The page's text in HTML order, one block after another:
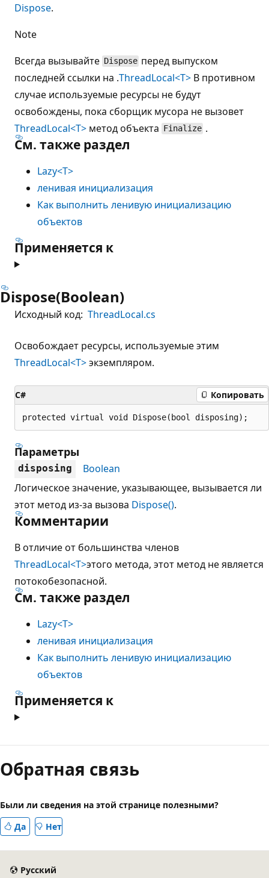
Dispose.
Note
Всегда вызывайте Dispose перед выпуском
последней ссылки на .ThreadLocal<T> В противном
случае используемые ресурсы не будут
освобождены, пока сборщик мусора не вызовет
ThreadLocal<T> метод объекта Finalize .
См. также раздел
Lazy<T>
ленивая инициализация
Как выполнить ленивую инициализацию
объектов
Применяется к
Dispose(Boolean)
Исходный код: ThreadLocal.cs
Освобождает ресурсы, используемые этим
ThreadLocal<T>экземпляром.
C# Копировать
protected virtual void Dispose(bool disposing);
Параметры
disposing
Boolean
Логическое значение, указывающее, вызывается ли
этот метод из-за вызова Dispose().
Комментарии
В отличие от большинства членов
ThreadLocal<T>этого метода, этот метод не является
потокобезопасной.
См. также раздел
Lazy<T>
ленивая инициализация
Как выполнить ленивую инициализацию
объектов
Применяется к
Режим
чтения
выключен
Обратная связь
Были ли сведения на этой странице полезными?
Да
Нет
Русский